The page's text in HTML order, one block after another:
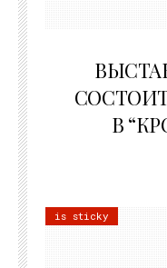
В
is sticky